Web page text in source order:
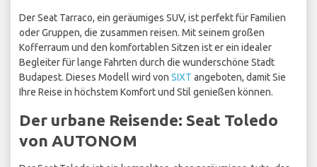
Der Seat Tarraco, ein geräumiges SUV, ist perfekt für Familien
oder Gruppen, die zusammen reisen. Mit seinem großen
Kofferraum und den komfortablen Sitzen ist er ein idealer
Begleiter für lange Fahrten durch die wunderschöne Stadt
Budapest. Dieses Modell wird von SIXT angeboten, damit Sie
Ihre Reise in höchstem Komfort und Stil genießen können.
Der urbane Reisende: Seat Toledo
von AUTONOM